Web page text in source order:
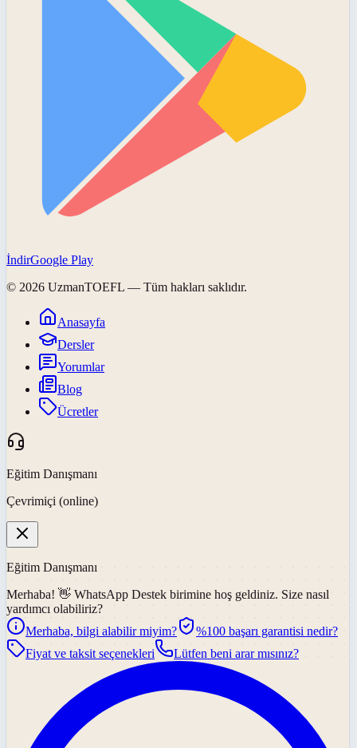
İndirGoogle Play
© 2026 UzmanTOEFL — Tüm hakları saklıdır.
Anasayfa
Dersler
Yorumlar
Blog
Ücretler
Eğitim Danışmanı
Çevrimiçi (online)
Eğitim Danışmanı
Merhaba! 👋 WhatsApp Destek birimine hoş geldiniz. Size nasıl
yardımcı olabiliriz?
Merhaba, bilgi alabilir miyim?
%100 başarı garantisi nedir?
Fiyat ve taksit seçenekleri
Lütfen beni arar mısınız?